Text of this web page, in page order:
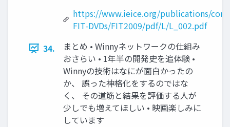
https://www.ieice.org/publications/
FIT-DVDs/FIT2009/pdf/L/L_002.pdf
34.
まとめ • Winnyネットワークの仕組み
おさらい • 1年半の開発史を追体験 •
Winnyの技術はなにが面白かったの
か、 誤った神格化をするのではな
く、 その道筋と結果を評価する人が
少しでも増えてほしい • 映画楽しみに
しています